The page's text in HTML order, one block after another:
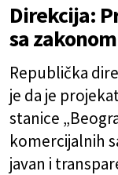
Direkcija:
sa zakonom
Republička
je da je
stanice
komercijalnih
javan i